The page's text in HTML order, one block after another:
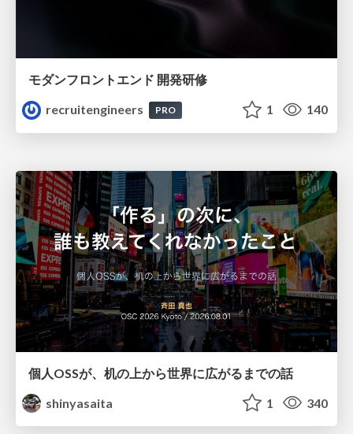
モダンフロントエンド 開発研修
recruitengineers
PRO 1 140
個人OSSが、机の上から世界に広がるまでの話
shinyasaita
1 340